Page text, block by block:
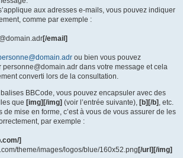
aux adresses e-mails, vous pouvez indiquer
comme par exemple :
[/email]
ou bien vous pouvez
personne@domain.adr dans votre message et cela
converti lors de la consultation.
BBCode, vous pouvez encapsuler avec des
que [img][/img] (voir l’entrée suivante), [b][/b] , etc.
mise en forme, c’est à vous de vous assurer de les
par exemple :
]
theme/images/logos/blue/160x52.png [/url][/img]